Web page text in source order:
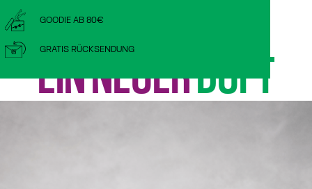
GOODIE AB 80€
GRATIS RÜCKSENDUNG
ZWEI FLAKONS,
EIN NEUERDUFT